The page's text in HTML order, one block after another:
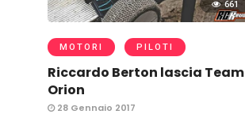
661
MOTORI PILOTI
Riccardo Berton lascia Team
Orion
28 Gennaio 2017